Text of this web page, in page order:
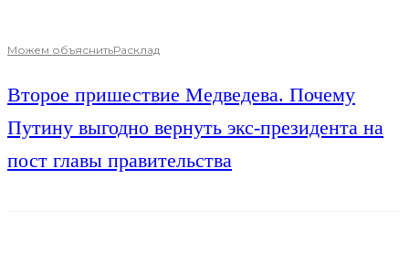
Можем объяснитьРасклад
Второе пришествие Медведева. Почему
Путину выгодно вернуть экс-президента на
пост главы правительства